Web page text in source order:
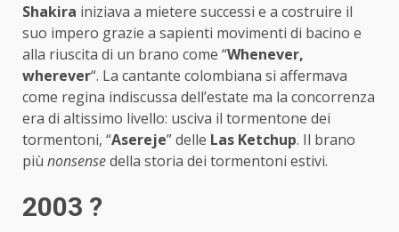
Shakira iniziava a mietere successi e a costruire il
suo impero grazie a sapienti movimenti di bacino e
alla riuscita di un brano come “Whenever,
wherever“. La cantante colombiana si affermava
come regina indiscussa dell’estate ma la concorrenza
era di altissimo livello: usciva il tormentone dei
tormentoni, “Asereje” delle Las Ketchup. Il brano
più nonsensedella storia dei tormentoni estivi.
2003 ?